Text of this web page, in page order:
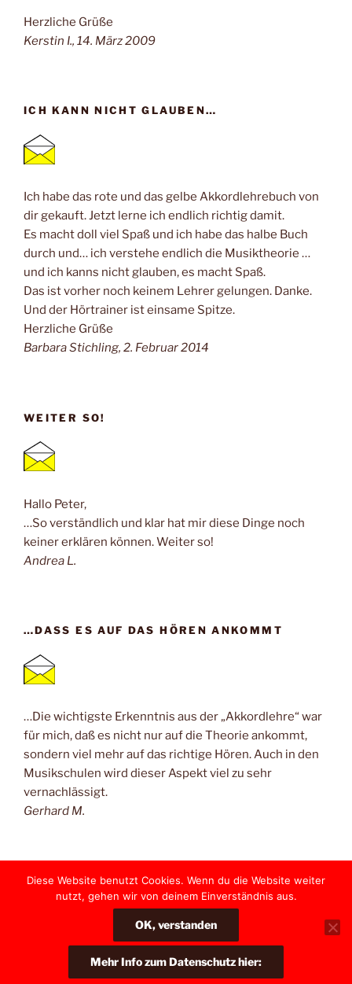
Herzliche Grüße
Kerstin I., 14. März 2009
ICH KANN NICHT GLAUBEN…
Ich habe das rote und das gelbe Akkordlehrebuch von
dir gekauft. Jetzt lerne ich endlich richtig damit.
Es macht doll viel Spaß und ich habe das halbe Buch
durch und… ich verstehe endlich die Musiktheorie …
und ich kanns nicht glauben, es macht Spaß.
Das ist vorher noch keinem Lehrer gelungen. Danke.
Und der Hörtrainer ist einsame Spitze.
Herzliche Grüße
Barbara Stichling, 2. Februar 2014
WEITER SO!
Hallo Peter,
…So verständlich und klar hat mir diese Dinge noch
keiner erklären können. Weiter so!
Andrea L.
…DASS ES AUF DAS HÖREN ANKOMMT
…Die wichtigste Erkenntnis aus der „Akkordlehre“ war
für mich, daß es nicht nur auf die Theorie ankommt,
sondern viel mehr auf das richtige Hören. Auch in den
Musikschulen wird dieser Aspekt viel zu sehr
vernachlässigt.
Gerhard M.
FacebookTwitter Instagram
E-
Stolz präsentiert von WordPress
Diese Website benutzt Cookies. Wenn du die Website weiter
nutzt, gehen wir von deinem Einverständnis aus.
OK, verstanden
Mehr Info zum Datenschutz hier: